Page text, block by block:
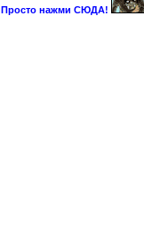
Просто нажми СЮДА!